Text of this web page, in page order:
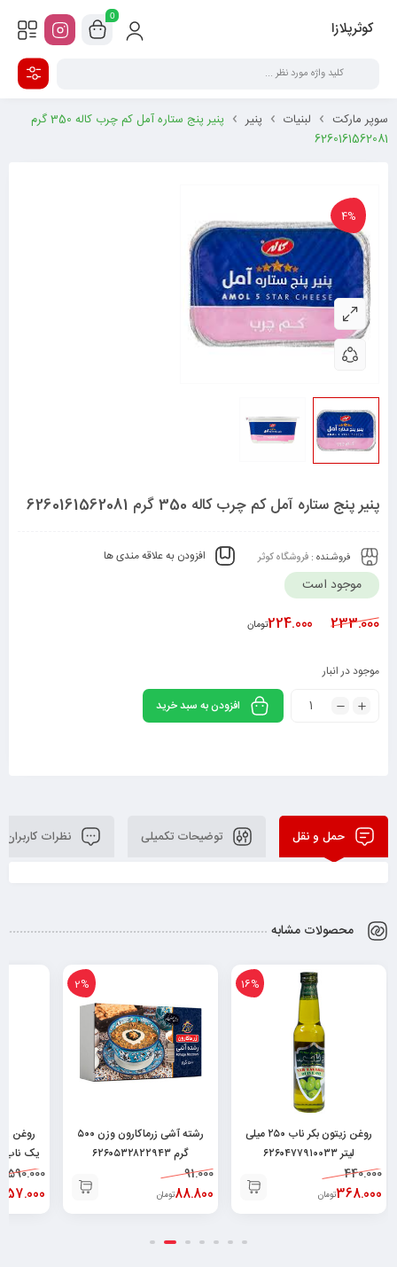
کوثرپلازا
0
سوپر مارکت لبنیات پنیر
پنیر پنج ستاره آمل کم چرب کاله 350 گرم
6260161562081
4%
پنیر پنج ستاره آمل کم چرب کاله 350 گرم 6260161562081
فروشـنده : فروشگاه کوثر افزودن به علاقه مندی ها
موجود است
233.000
224.000تومان
موجود در انبار
افزودن به سبد خرید
حمل و نقل توضیحات تکمیلی نظرات کاربران
محصولات مشابه
16%
روغن زیتون بکر ناب ۲۵۰ میلی
لیتر ۶۲۶۰۴۷۷۹۱۰۰۳۳
440.000
368.000تومان
2%
رشته آشی زرماکارون وزن ۵۰۰
گرم ۶۲۶۰۵۳۲۸۲۲۹۴۳
91.000
88.800تومان
روغن
یک ناب-۱ لیتر ۶۲۶۰۴۷۷۹۰۰۱۸۸
1.590.000